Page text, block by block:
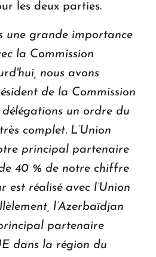
les deux parties.
une grande importance
la Commission
nous avons
de la Commission
délégations un ordre du
complet. L’Union
principal partenaire
40 % de notre chiffre
est réalisé avec l’Union
l’Azerbaïdjan
partenaire
dans la région du